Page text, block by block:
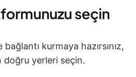
seçin
kurmaya hazırsınız,
doğru yerleri seçin.